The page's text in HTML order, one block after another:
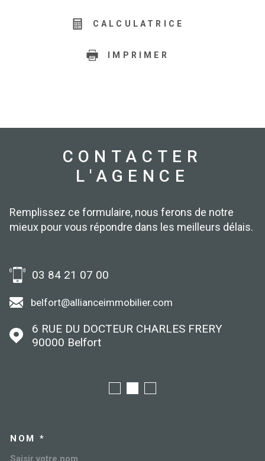
CALCULATRICE
IMPRIMER
CONTACTER
L'AGENCE
Remplissez ce formulaire, nous ferons de notre
mieux pour vous répondre dans les meilleurs délais.
03 84 21 07 00
belfort@allianceimmobilier.com
6 RUE DU DOCTEUR CHARLES FRERY
90000
Belfort
NOM *